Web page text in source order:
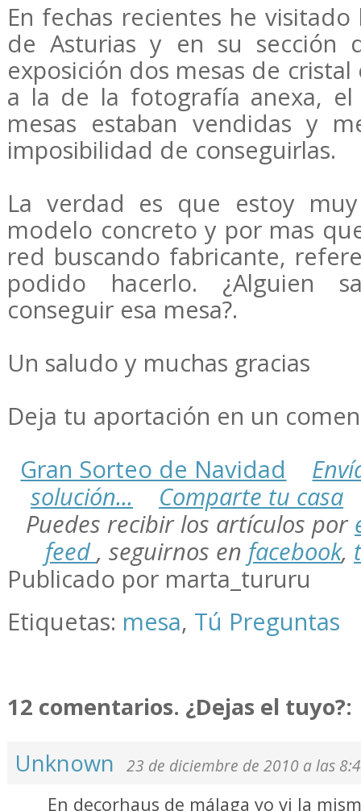
En fechas recientes he
de Asturias y en su sección
exposición dos mesas de
a la de la fotografía anexa, el
mesas estaban vendidas y
imposibilidad de conseguirlas.
La verdad es que estoy
modelo concreto y por mas
red buscando fabricante,
podido hacerlo. ¿Alguien
conseguir esa mesa?.
Un saludo y muchas gracias
Deja tu aportación en un
Gran Sorteo de Navidad
solución...
Comparte tu casa
Puedes recibir los artículos por
feed, seguirnos en facebook,
Publicado por marta_tururu
Etiquetas: mesa, Tú Preguntas
12 comentarios. ¿Dejas el tuyo?:
Unknown
23 de diciembre de 2010 a las
En decorhaus de málaga yo vi la